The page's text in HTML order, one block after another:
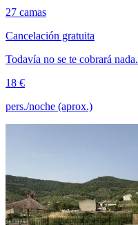
27 camas
Cancelación gratuita
Todavía no se te cobrará nada.
18 €
pers./noche (aprox.)